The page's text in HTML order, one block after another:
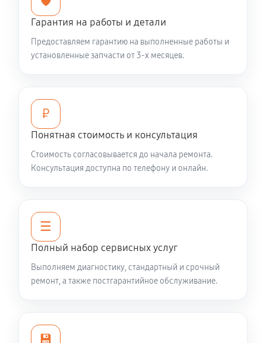
Гарантия на работы и детали
Предоставляем гарантию на выполненные работы и
установленные запчасти от 3-х месяцев.
₽
Понятная стоимость и консультация
Стоимость согласовывается до начала ремонта.
Консультация доступна по телефону и онлайн.
☰
Полный набор сервисных услуг
Выполняем диагностику, стандартный и срочный
ремонт, а также постгарантийное обслуживание.
💾